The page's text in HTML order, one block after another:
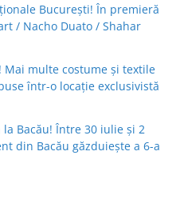
București! În premieră
/ Nacho Duato / Shahar
Mai multe costume și textile
într-o locație exclusivistă
la Bacău! Între 30 iulie și 2
din Bacău găzduiește a 6-a